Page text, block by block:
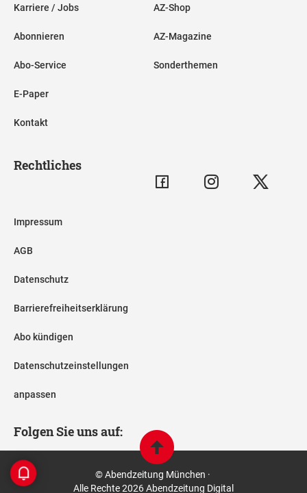
Karriere / Jobs
Abonnieren
Abo-Service
E-Paper
Kontakt
AZ-Shop
AZ-Magazine
Sonderthemen
Rechtliches
Impressum
AGB
Datenschutz
Barrierefreiheitserklärung
Abo kündigen
Datenschutzeinstellungen
anpassen
Folgen Sie uns auf:
© Abendzeitung München ·
Alle Rechte 2026 Abendzeitung Digital